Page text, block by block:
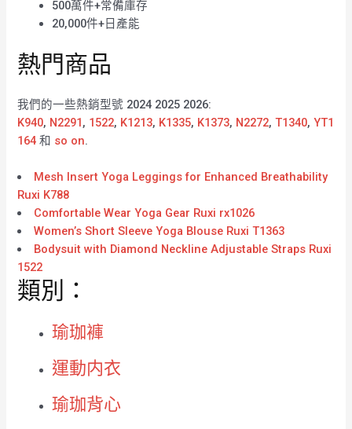
500萬件+常備庫存
20,000件+日產能
熱門商品
我們的一些熱銷型號 2024 2025 2026:
K940, N2291, 1522, K1213, K1335, K1373, N2272,T1340,YT1
164 和 so on.
Mesh Insert Yoga Leggings for Enhanced Breathability
Ruxi K788
Comfortable Wear Yoga Gear Ruxi rx1026
Women’s Short Sleeve Yoga Blouse Ruxi T1363
Bodysuit with Diamond Neckline Adjustable Straps Ruxi
1522
類別：
瑜珈褲
運動内衣
瑜珈背心